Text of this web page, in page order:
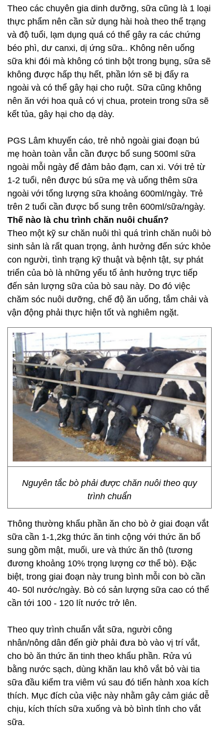
Theo các chuyên gia dinh dưỡng, sữa cũng là 1 loại
thực phẩm nên cần sử dụng hài hoà theo thể trạng
và độ tuổi, lạm dụng quá có thể gây ra các chứng
béo phì, dư canxi, dị ứng sữa.. Không nên uống
sữa khi đói mà không có tinh bột trong bụng, sữa sẽ
không được hấp thụ hết, phần lớn sẽ bị đẩy ra
ngoài và có thể gây hại cho ruột. Sữa cũng không
nên ăn với hoa quả có vị chua, protein trong sữa sẽ
kết tủa, gây hại cho dạ dày.
PGS Lâm khuyến cáo, trẻ nhỏ ngoài giai đoạn bú
mẹ hoàn toàn vẫn cần được bổ sung 500ml sữa
ngoài mỗi ngày để đảm bảo đạm, can xi. Với trẻ từ
1-2 tuổi, nên được bú sữa mẹ và uống thêm sữa
ngoài với tổng lượng sữa khoảng 600ml/ngày. Trẻ
trên 2 tuổi cần được bổ sung trên 600ml/sữa/ngày.
Thế nào là chu trình chăn nuôi chuẩn?
Theo một kỹ sư chăn nuôi thì quá trình chăn nuôi bò
sinh sản là rất quan trọng, ảnh hưởng đến sức khỏe
con người, tình trạng kỹ thuật và bệnh tật, sự phát
triển của bò là những yếu tố ảnh hưởng trực tiếp
đến sản lượng sữa của bò sau này. Do đó việc
chăm sóc nuôi dưỡng, chế độ ăn uống, tắm chải và
vận động phải thực hiện tốt và nghiêm ngặt.
Nguyên tắc bò phải được chăn nuôi theo quy
trình chuẩn
Thông thường khẩu phần ăn cho bò ở giai đoạn vắt
sữa cần 1-1,2kg thức ăn tinh cộng với thức ăn bổ
sung gồm mật, muối, ure và thức ăn thô (tương
đương khoảng 10% trọng lượng cơ thể bò). Đặc
biệt, trong giai đoạn này trung bình mỗi con bò cần
40- 50l nước/ngày. Bò có sản lượng sữa cao có thể
cần tới 100 - 120 lít nước trở lên.
Theo quy trình chuẩn vắt sữa, người công
nhân/nông dân đến giờ phải đưa bò vào vị trí vắt,
cho bò ăn thức ăn tinh theo khẩu phần. Rửa vú
bằng nước sạch, dùng khăn lau khô vắt bỏ vài tia
sữa đầu kiểm tra viêm vú sau đó tiến hành xoa kích
thích. Mục đích của việc này nhằm gây cảm giác dễ
chịu, kích thích sữa xuống và bò bình tỉnh cho vắt
sữa.